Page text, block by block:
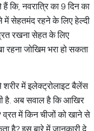
नवरात्रि का 9 दिन का
में सेहतमंद रहने के लिए हेल्दी
रखना सेहत के लिए
जोखिम भरा हो सकता
में इलेक्ट्रोलाइट बैलेंस
है. अब सवाल है कि आखिर
व्रत में किन चीजों को खाने से